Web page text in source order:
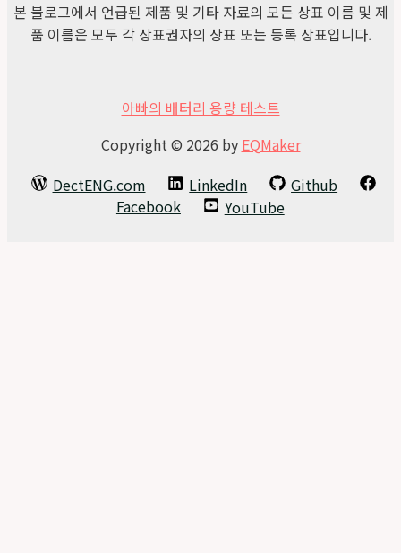
본 블로그에서 언급된 제품 및 기타 자료의 모든 상표 이름 및 제
품 이름은 모두 각 상표권자의 상표 또는 등록 상표입니다.
아빠의 배터리 용량 테스트
Copyright © 2026 by EQMaker
DectENG.com
LinkedIn
Github
Facebook
YouTube